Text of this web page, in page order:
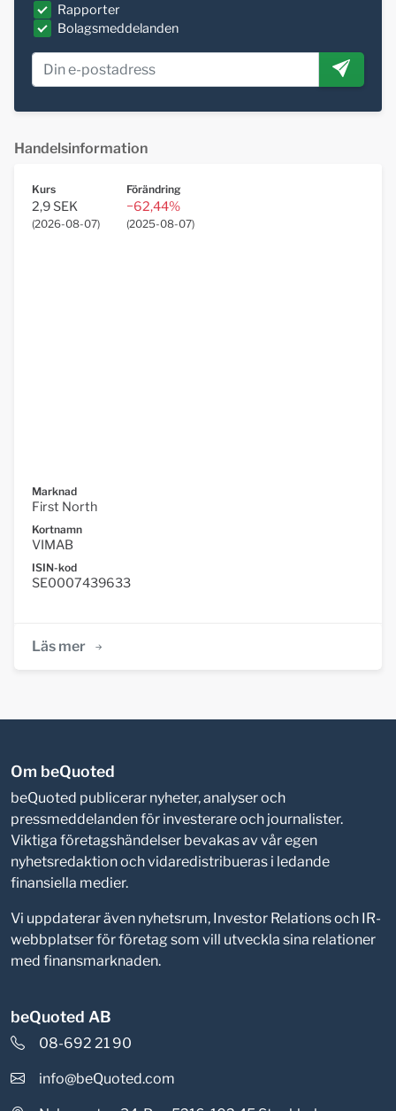
Rapporter
Bolagsmeddelanden
Handelsinformation
Kurs
2,9 SEK
(2026-08-07)
Förändring
−62,44%
(2025-08-07)
Marknad
First North
Kortnamn
VIMAB
ISIN-kod
SE0007439633
Läs mer
Om beQuoted
beQuoted publicerar nyheter, analyser och
pressmeddelanden för investerare och journalister.
Viktiga företagshändelser bevakas av vår egen
nyhetsredaktion och vidaredistribueras i ledande
finansiella medier.
Vi uppdaterar även nyhetsrum, Investor Relations och IR-
webbplatser för företag som vill utveckla sina relationer
med finansmarknaden.
beQuoted AB
08-692 21 90
info@beQuoted.com